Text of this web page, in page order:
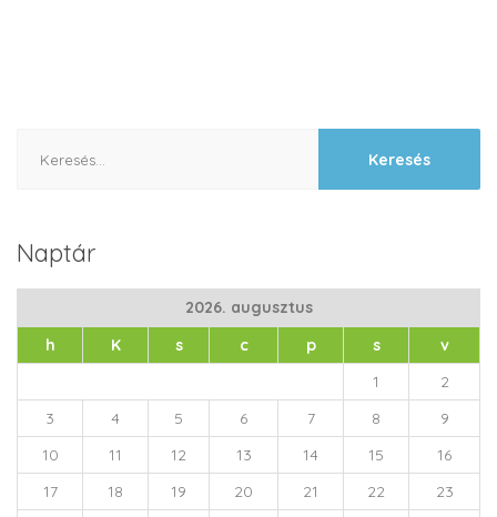
Naptár
2026. augusztus
h
K s c p s
v
1
2
3
4 5 6 7 8
9
10
11 12 13 14 15
16
17
18 19 20 21 22
23